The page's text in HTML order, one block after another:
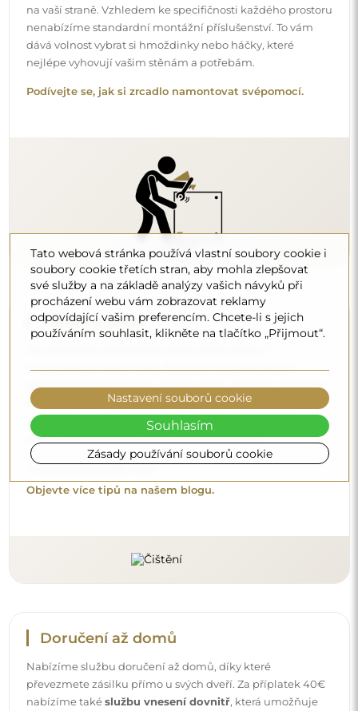
na vaší straně. Vzhledem ke specifičnosti každého prostoru
nenabízíme standardní montážní příslušenství. To vám
dává volnost vybrat si hmoždinky nebo háčky, které
nejlépe vyhovují vašim stěnám a potřebám.
Podívejte se, jak si zrcadlo namontovat svépomocí.
Čištění a péče
mikrovlákna a teplá voda. Pokud se rozhodnete pro
specializované přípravky, dbejte na to, aby měly neutrální
pH (kolem 7). Vyhněte se silným čisticím prostředkům
obsahujícím ocet, čpavek nebo silné kyseliny – díky tomu
si zrcadlo zachová krásný odraz po mnoho let.
Objevte více tipů na našem blogu.
Doručení až domů
Nabízíme službu doručení až domů, díky které
převezmete zásilku přímo u svých dveří. Za příplatek 40€
nabízíme takéslužbu vnesení dovnitř, která umožňuje
Tato webová stránka používá vlastní soubory cookie i
soubory cookie třetích stran, aby mohla zlepšovat
své služby a na základě analýzy vašich návyků při
procházení webu vám zobrazovat reklamy
odpovídající vašim preferencím. Chcete-li s jejich
používáním souhlasit, klikněte na tlačítko „Přijmout“.
Zásady používání souborů cookie
Nastavení souborů cookie
Souhlasím